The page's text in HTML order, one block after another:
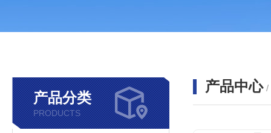
产品分类
PRODUCTS
产品中心 /